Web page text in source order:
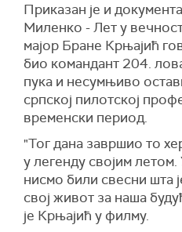
Приказан је и
Миленко - Лет у
мајор Бране Крњајић
био командант 204.
пука и несумњиво
српској пилотској
временски период.
"Тог дана завршио то
у легенду својим
нисмо били свесни шта
свој живот за наша
је Крњајић у филму.